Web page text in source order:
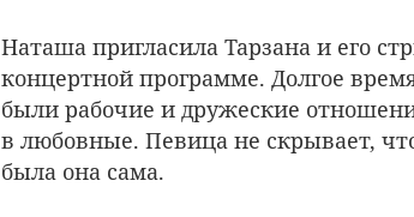
Наташа пригласила Тарзана и его
концертной программе. Долгое
были рабочие и дружеские
в любовные. Певица не скрывает,
была она сама.